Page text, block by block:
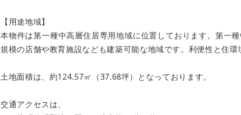
【用途地域】
本物件は第一種中高層住居専用地域に位置しております。第一
規模の店舗や教育施設なども建築可能な地域です。利便性と住
土地面積は、約124.57㎡（37.68坪）となっております。
交通アクセスは、